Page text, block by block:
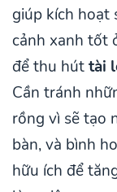
giúp kích hoạt
cảnh xanh tốt
để thu húttài
Cần tránh
rồng vì sẽ tạo
bàn, và bình
hữu ích để